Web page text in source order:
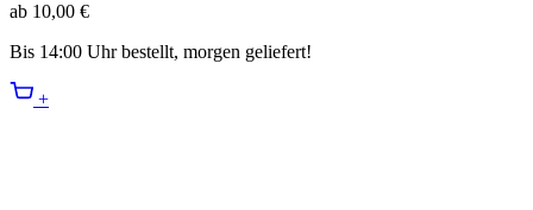
ab 10,00 €
Bis 14:00 Uhr bestellt, morgen geliefert!
+